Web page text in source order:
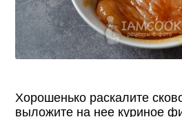
Хорошенько раскалите
выложите на нее куриное